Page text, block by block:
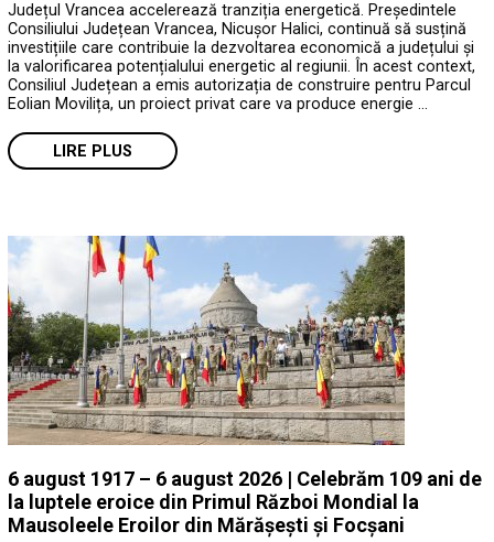
Județul Vrancea accelerează tranziția energetică. Președintele
Consiliului Județean Vrancea, Nicușor Halici, continuă să susțină
investițiile care contribuie la dezvoltarea economică a județului și
la valorificarea potențialului energetic al regiunii. În acest context,
Consiliul Județean a emis autorizația de construire pentru Parcul
Eolian Movilița, un proiect privat care va produce energie …
LIRE PLUS
6 august 1917 – 6 august 2026 | Celebrăm 109 ani de
la luptele eroice din Primul Război Mondial la
Mausoleele Eroilor din Mărășești și Focșani